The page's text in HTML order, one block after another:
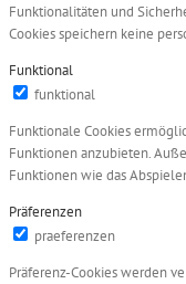
Funktionalitäten und
Cookies speichern keine
Funktional
funktional
Funktionale Cookies
Funktionen anzubieten.
Funktionen wie das
Präferenzen
praeferenzen
Präferenz-Cookies werden